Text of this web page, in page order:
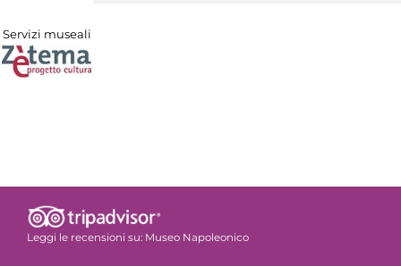
Servizi museali
Leggi le recensioni su: Museo Napoleonico